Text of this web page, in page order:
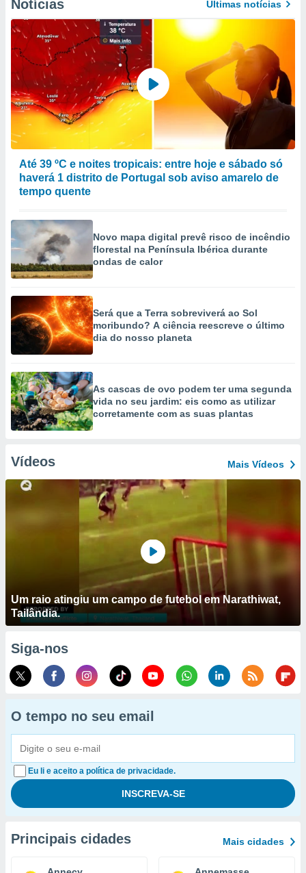
Notícias Últimas notícias
Até 39 ºC e noites tropicais: entre hoje e sábado só
haverá 1 distrito de Portugal sob aviso amarelo de
tempo quente
Novo mapa digital prevê risco de incêndio
florestal na Península Ibérica durante
ondas de calor
Será que a Terra sobreviverá ao Sol
moribundo? A ciência reescreve o último
dia do nosso planeta
As cascas de ovo podem ter uma segunda
vida no seu jardim: eis como as utilizar
corretamente com as suas plantas
Vídeos Mais Vídeos
Um raio atingiu um campo de futebol em Narathiwat,
Tailândia.
Siga-nos
O tempo no seu email
Eu li e aceito a política de privacidade.
Principais cidades Mais cidades